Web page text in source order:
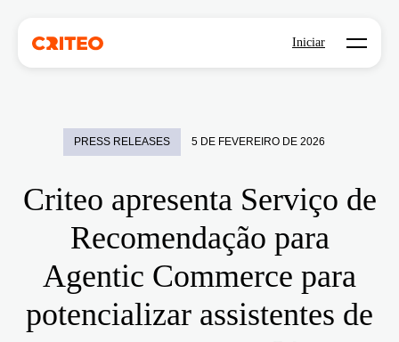
Iniciar Open
PRESS RELEASES 5 DE FEVEREIRO DE 2026
Criteo apresenta Serviço de
Recomendação para
Agentic Commerce para
potencializar assistentes de